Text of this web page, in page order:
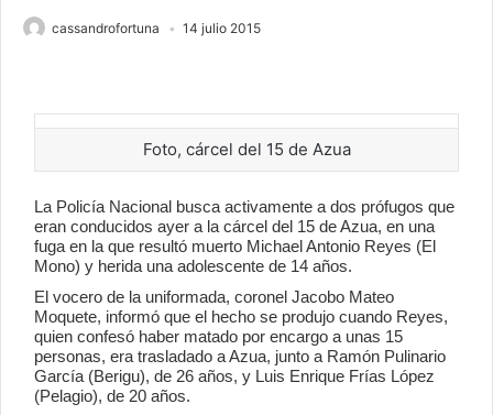
cassandrofortuna 14 julio 2015
Foto, cárcel del 15 de Azua
La Policía Nacional busca activamente a dos prófugos que
eran conducidos ayer a la cárcel del 15 de Azua, en una
fuga en la que resultó muerto Michael Antonio Reyes (El
Mono) y herida una adolescente de 14 años.
El vocero de la uniformada, coronel Jacobo Mateo
Moquete, informó que el hecho se produjo cuando Reyes,
quien confesó haber matado por encargo a unas 15
personas, era trasladado a Azua, junto a Ramón Pulinario
García (Berigu), de 26 años, y Luis Enrique Frías López
(Pelagio), de 20 años.